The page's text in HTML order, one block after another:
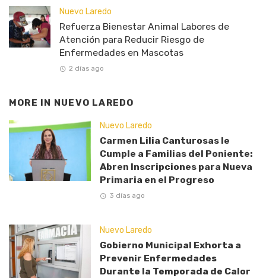
Nuevo Laredo
Refuerza Bienestar Animal Labores de
Atención para Reducir Riesgo de
Enfermedades en Mascotas
2 días ago
MORE IN NUEVO LAREDO
Nuevo Laredo
Carmen Lilia Canturosas le
Cumple a Familias del Poniente:
Abren Inscripciones para Nueva
Primaria en el Progreso
3 días ago
Nuevo Laredo
Gobierno Municipal Exhorta a
Prevenir Enfermedades
Durante la Temporada de Calor